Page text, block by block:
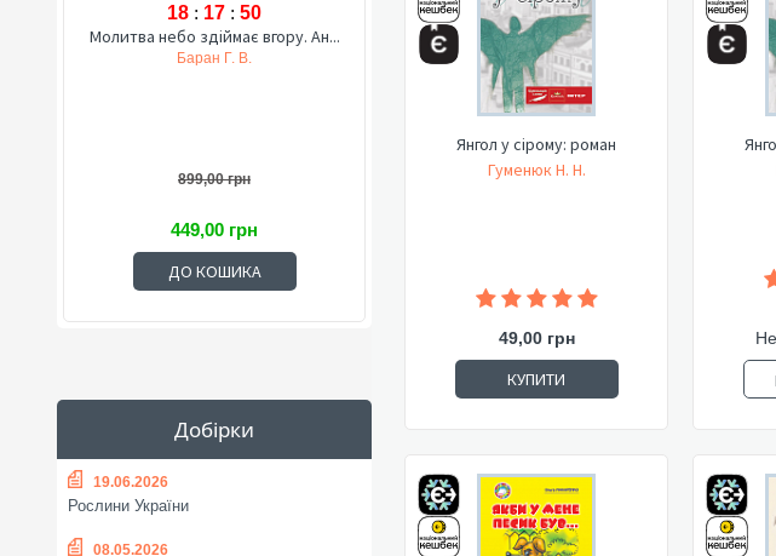
18 : 17 : 49
Молитва небо здіймає вгору. Ан...
Баран Г. В.
899,00 грн
449,00 грн
ДО КОШИКА
Добірки
19.06.2026
Рослини України
08.05.2026
Янгол у сірому: роман
Гуменюк Н. Н.
49,00 грн
КУПИТИ